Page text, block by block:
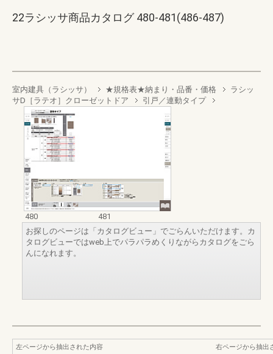
22ラシッサ商品カタログ 480-481(486-487)
室内建具（ラシッサ） ★規格表★納まり・品番・価格
ラシッ
サD［ラテオ］クローゼットドア
引戸／連動タイプ
480
481
お探しのページは「カタログビュー」でごらんいただけます。カ
タログビューではweb上でパラパラめくりながらカタログをごら
んになれます。
左ページから抽出された内容
右ページから抽出